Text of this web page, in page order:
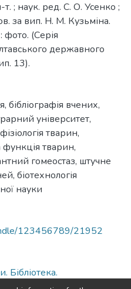
; наук. ред. С. О. Усенко ;
за вип. Н. М. Кузьміна.
(Серія
державного
13).
, бібліографія вчених,
університет,
фізіологія тварин,
тварин,
гомеостаз, штучне
, біотехнологія
науки
123456789/21952
Бібліотека.